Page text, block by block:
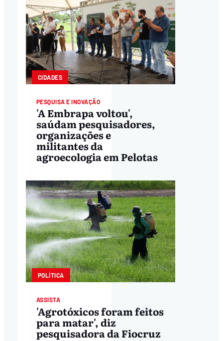
CIDADES
PESQUISA E INOVAÇÃO
'A Embrapa voltou',
saúdam pesquisadores,
organizações e
militantes da
agroecologia em Pelotas
POLÍTICA
ASSISTA
'Agrotóxicos foram feitos
para matar', diz
pesquisadora da Fiocruz